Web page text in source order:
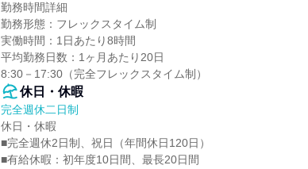
勤務時間詳細
勤務形態：フレックスタイム制
実働時間：1日あたり8時間
平均勤務日数：1ヶ月あたり20日
8:30－17:30（完全フレックスタイム制）
休日・休暇
完全週休二日制
休日・休暇
■完全週休2日制、祝日（年間休日120日）
■有給休暇：初年度10日間、最長20日間